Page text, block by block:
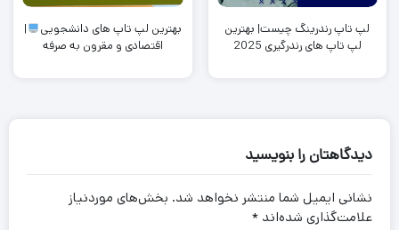
لپ تاپ رندرینگ چیست| بهترین
لپ تاپ های رندرگیری 2025
بهترین لپ تاپ های دانشجویی
|
اقتصادی و مقرون به صرفه
دیدگاهتان را بنویسید
نشانی ایمیل شما منتشر نخواهد شد. بخش‌های موردنیاز
علامت‌گذاری شده‌اند *